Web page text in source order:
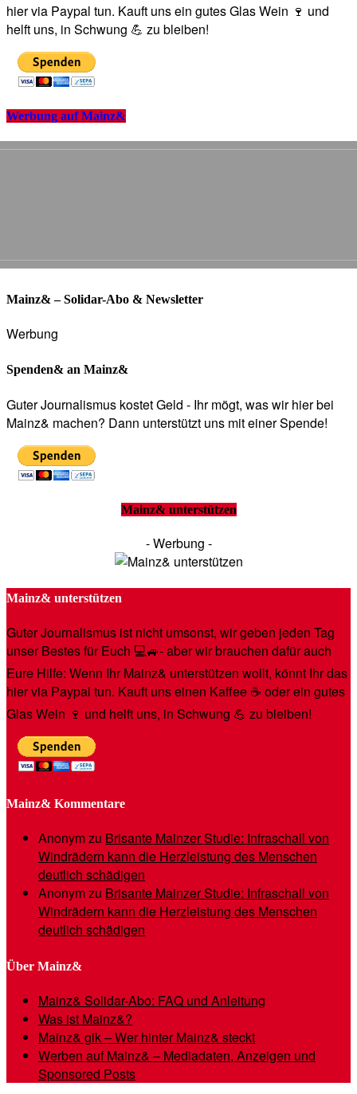
hier via Paypal tun. Kauft uns ein gutes Glas Wein 🍷 und
helft uns, in Schwung 💪 zu bleiben!
Werbung auf Mainz&
Mainz& – Solidar-Abo & Newsletter
Werbung
Spenden& an Mainz&
Guter Journalismus kostet Geld - Ihr mögt, was wir hier bei
Mainz& machen? Dann unterstützt uns mit einer Spende!
Mainz& unterstützen
- Werbung -
Mainz& unterstützen
Guter Journalismus ist nicht umsonst, wir geben jeden Tag
unser Bestes für Euch 💻🚙- aber wir brauchen dafür auch
Eure Hilfe: Wenn Ihr Mainz& unterstützen wollt, könnt Ihr das
hier via Paypal tun. Kauft uns einen Kaffee ☕️ oder ein gutes
Glas Wein 🍷 und helft uns, in Schwung 💪 zu bleiben!
Mainz& Kommentare
Anonymzu Brisante Mainzer Studie: Infraschall von
Windrädern kann die Herzleistung des Menschen
deutlich schädigen
Anonymzu Brisante Mainzer Studie: Infraschall von
Windrädern kann die Herzleistung des Menschen
deutlich schädigen
Über Mainz&
Mainz& Solidar-Abo: FAQ und Anleitung
Was ist Mainz&?
Mainz& gik – Wer hinter Mainz& steckt
Werben auf Mainz& – Mediadaten, Anzeigen und
Sponsored Posts